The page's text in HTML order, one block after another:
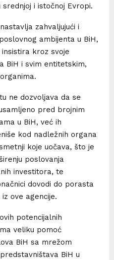
i istočnoj Evropi.
zahvaljujući i
ambijenta u BiH,
kroz svoje
BiH i svim entitetskim,
ne dozvoljava da se
pred brojnim
u BiH, već ih
kod nadležnih organa
koje uočava, što je
poslovanja
investitora, te
dovodi do porasta
ove agencije.
potencijalnih
veliku pomoć
BiH sa mrežom
BiH u